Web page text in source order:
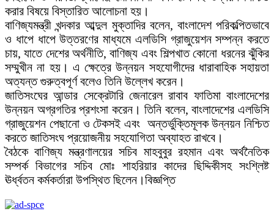
করার বিষয়ে বিস্তারিত আলোচনা হয়।
বাণিজ্যমন্ত্রী খন্দকার আব্দুল মুক্তাদির বলেন, বাংলাদেশ পরিকল্পিতভাবে
ও ধাপে ধাপে উত্তরণের মাধ্যমে এলডিসি গ্রাজুয়েশন সম্পন্ন করতে
চায়, যাতে দেশের অর্থনীতি, বাণিজ্য এবং শিল্পখাত কোনো ধরনের ঝুঁকির
সম্মুখীন না হয়। এ ক্ষেত্রে উন্নয়ন সহযোগীদের ধারাবাহিক সহায়তা
অত্যন্ত গুরুত্বপূর্ণ বলেও তিনি উল্লেখ করেন।
জাতিসংঘের আন্ডার সেক্রেটারি জেনারেল রাবাব ফাতিমা বাংলাদেশের
উন্নয়ন অগ্রগতির প্রশংসা করেন। তিনি বলেন, বাংলাদেশের এলডিসি
গ্রাজুয়েশন পেছানো ও টেকসই এবং অন্তর্ভুক্তিমূলক উন্নয়ন নিশ্চিত
করতে জাতিসংঘ প্রয়োজনীয় সহযোগিতা অব্যাহত রাখবে।
বৈঠকে বাণিজ্য মন্ত্রণালয়ের সচিব মাহবুবুর রহমান এবং অর্থনৈতিক
সম্পর্ক বিভাগের সচিব মোঃ শাহরিয়ার কাদের ছিদ্দিকীসহ সংশ্লিষ্ট
ঊর্ধ্বতন কর্মকর্তারা উপস্থিত ছিলেন।বিজ্ঞপ্তি